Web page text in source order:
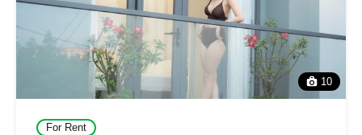
10
For Rent